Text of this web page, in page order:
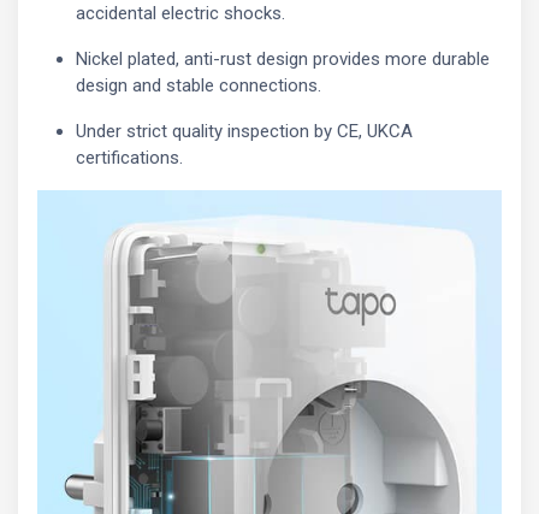
accidental electric shocks.
Nickel plated, anti-rust design provides more durable
design and stable connections.
Under strict quality inspection by CE, UKCA
certifications.